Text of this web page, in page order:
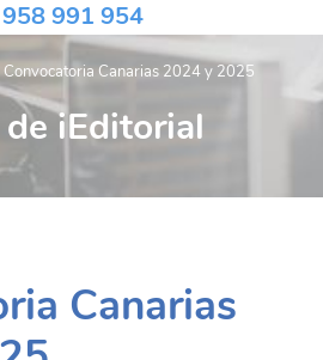
958 991 954
Convocatoria Canarias 2024 y 2025
iEditorial
Canarias